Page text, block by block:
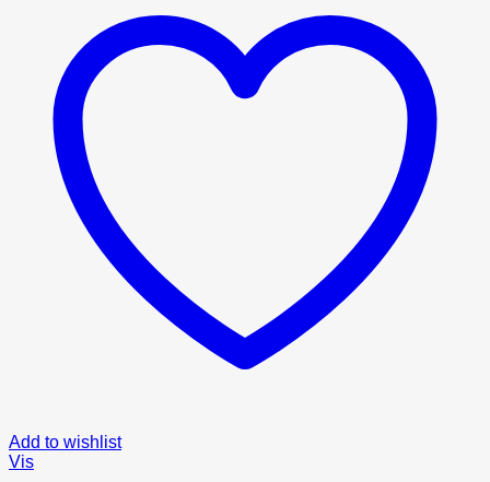
Add to wishlist
Vis